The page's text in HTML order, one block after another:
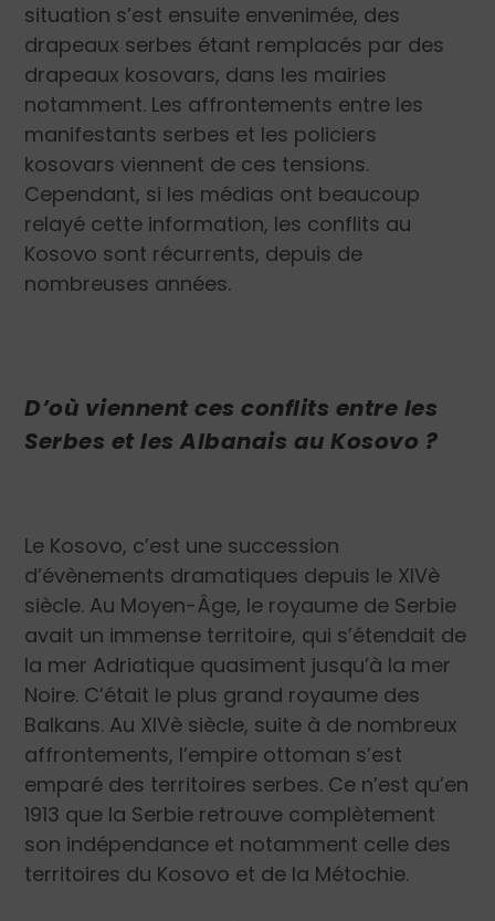
situation s’est ensuite envenimée, des
drapeaux serbes étant remplacés par des
drapeaux kosovars, dans les mairies
notamment. Les affrontements entre les
manifestants serbes et les policiers
kosovars viennent de ces tensions.
Cependant, si les médias ont beaucoup
relayé cette information, les conflits au
Kosovo sont récurrents, depuis de
nombreuses années.
D’où viennent ces conflits entre les
Serbes et les Albanais au Kosovo ?
Le Kosovo, c’est une succession
d’évènements dramatiques depuis le XIVè
siècle. Au Moyen-Âge, le royaume de Serbie
avait un immense territoire, qui s’étendait de
la mer Adriatique quasiment jusqu’à la mer
Noire. C’était le plus grand royaume des
Balkans. Au XIVè siècle, suite à de nombreux
affrontements, l’empire ottoman s’est
emparé des territoires serbes. Ce n’est qu’en
1913 que la Serbie retrouve complètement
son indépendance et notamment celle des
territoires du Kosovo et de la Métochie.